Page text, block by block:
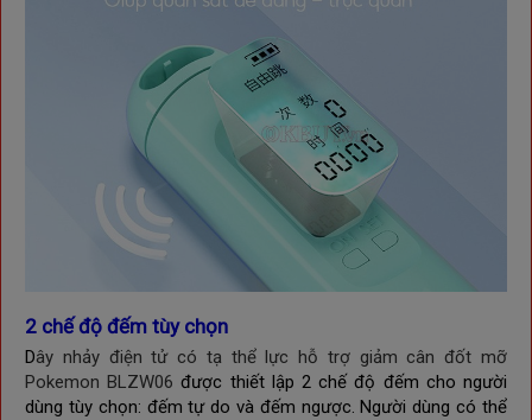
2 chế độ đếm tùy chọn
Dây nhảy điện tử có tạ thể lực hỗ trợ giảm cân đốt mỡ
Pokemon BLZW06 được thiết lập2 chế độ đếm cho người
dùng tùy chọn: đếm tự do và đếm ngược. Người dùng có thể